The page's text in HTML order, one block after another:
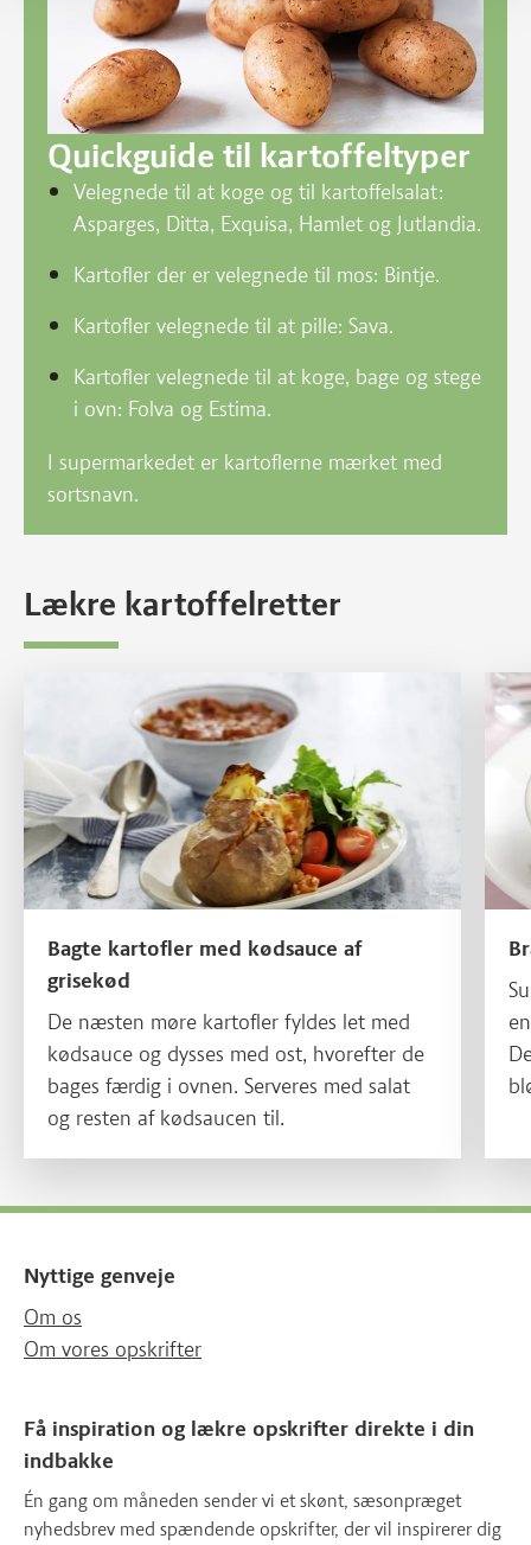
Quickguide til kartoffeltyper
Velegnede til at koge og til kartoffelsalat:
Asparges, Ditta, Exquisa, Hamlet og Jutlandia.
Kartofler der er velegnede til mos: Bintje.
Kartofler velegnede til at pille: Sava.
Kartofler velegnede til at koge, bage og stege
i ovn: Folva og Estima.
I supermarkedet er kartoflerne mærket med
sortsnavn.
Lækre kartoffelretter
Læs mere om Bagte kartofler med kødsauce af grisekød
Bagte kartofler med kødsauce af
grisekød
De næsten møre kartofler fyldes let med
kødsauce og dysses med ost, hvorefter de
bages færdig i ovnen. Serveres med salat
og resten af kødsaucen til.
Læs
Nyttige genveje
Om os
Om vores opskrifter
Få inspiration og lækre opskrifter direkte i din
indbakke
Én gang om måneden sender vi et skønt, sæsonpræget
nyhedsbrev med spændende opskrifter, der vil inspirerer dig